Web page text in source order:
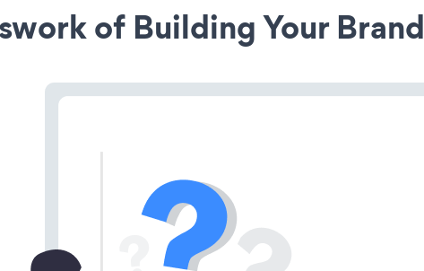
of Building Your Brand